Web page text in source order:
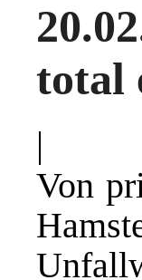
total
|
Von